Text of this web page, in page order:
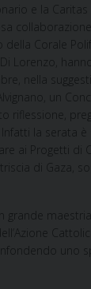
e la Caritas
collaborazione
Corale
Lorenzo,
nella
un
riflessione,
la serata
ai Progetti di
di Gaza,
grande
uno